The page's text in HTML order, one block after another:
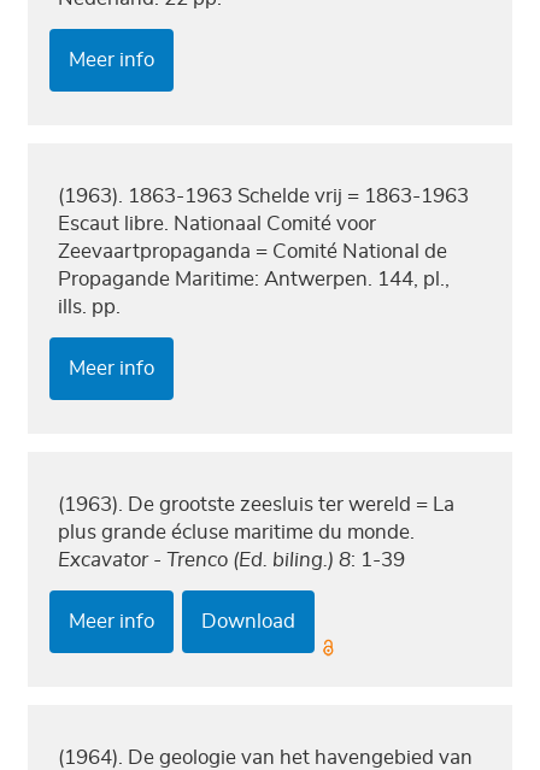
Meer info
(1963). 1863-1963 Schelde vrij = 1863-1963
Escaut libre. Nationaal Comité voor
Zeevaartpropaganda = Comité National de
Propagande Maritime: Antwerpen. 144, pl.,
ills. pp.
Meer info
(1963). De grootste zeesluis ter wereld = La
plus grande écluse maritime du monde.
Excavator - Trenco (Ed. biling.) 8: 1-39
Meer info Download
(1964). De geologie van het havengebied van